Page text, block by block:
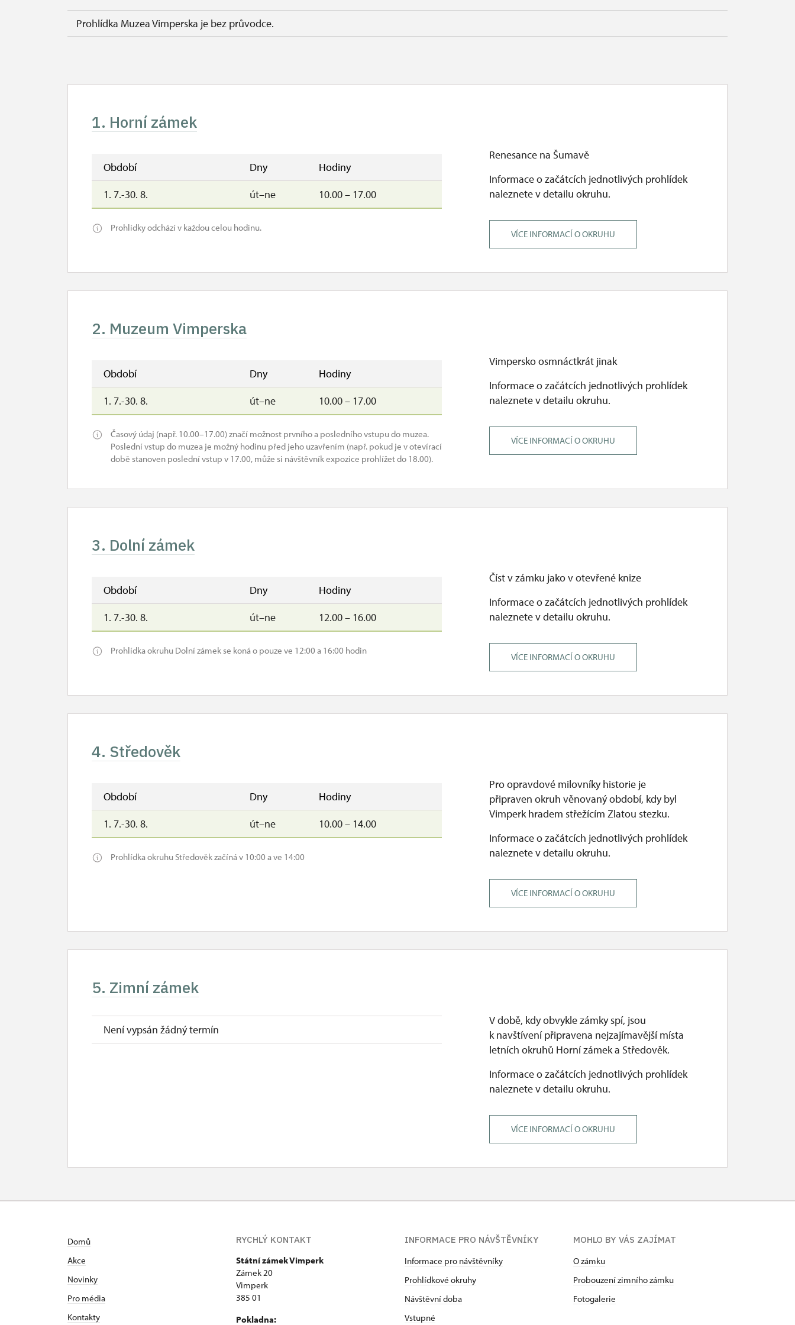
Prohlídka Muzea Vimperska je bez průvodce.
1. Horní zámek
Období Dny
Hodiny
1. 7.-30. 8.
út–ne 10.00 – 17.00
Prohlídky odchází v každou celou hodinu.
Renesance na Šumavě
Informace o začátcích jednotlivých prohlídek
naleznete v detailu okruhu.
VÍCE INFORMACÍ O OKRUHU
2. Muzeum Vimperska
Období Dny
Hodiny
1. 7.-30. 8.
út–ne 10.00 – 17.00
Časový údaj (např. 10.00–17.00) značí možnost prvního a posledního vstupu do muzea.
Poslední vstup do muzea je možný hodinu před jeho uzavřením (např. pokud je v otevírací
době stanoven poslední vstup v 17.00, může si návštěvník expozice prohlížet do 18.00).
Vimpersko osmnáctkrát jinak
Informace o začátcích jednotlivých prohlídek
naleznete v detailu okruhu.
VÍCE INFORMACÍ O OKRUHU
3. Dolní zámek
Období Dny
Hodiny
1. 7.-30. 8.
út–ne 12.00 – 16.00
Prohlídka okruhu Dolní zámek se koná o pouze ve 12:00 a 16:00 hodin
Číst v zámku jako v otevřené knize
Informace o začátcích jednotlivých prohlídek
naleznete v detailu okruhu.
VÍCE INFORMACÍ O OKRUHU
4. Středověk
Období Dny
Hodiny
1. 7.-30. 8.
út–ne 10.00 – 14.00
Prohlídka okruhu Středověk začíná v 10:00 a ve 14:00
Pro opravdové milovníky historie je
připraven okruh věnovaný období, kdy byl
Vimperk hradem střežícím Zlatou stezku.
Informace o začátcích jednotlivých prohlídek
naleznete v detailu okruhu.
VÍCE INFORMACÍ O OKRUHU
5. Zimní zámek
Není vypsán žádný termín
V době, kdy obvykle zámky spí, jsou
k navštívení připravena nejzajímavější místa
letních okruhů Horní zámek a Středověk.
Informace o začátcích jednotlivých prohlídek
naleznete v detailu okruhu.
VÍCE INFORMACÍ O OKRUHU
Domů
Akce
Novinky
Pro média
Kontakty
RYCHLÝ KONTAKT
Státní zámek Vimperk
Zámek 20
Vimperk
385 01
Pokladna:
INFORMACE PRO NÁVŠTĚVNÍKY
Informace pro návštěvníky
Prohlídkové okruhy
Návštěvní doba
Vstupné
MOHLO BY VÁS ZAJÍMAT
O zámku
Probouzení zimního zámku
Fotogalerie